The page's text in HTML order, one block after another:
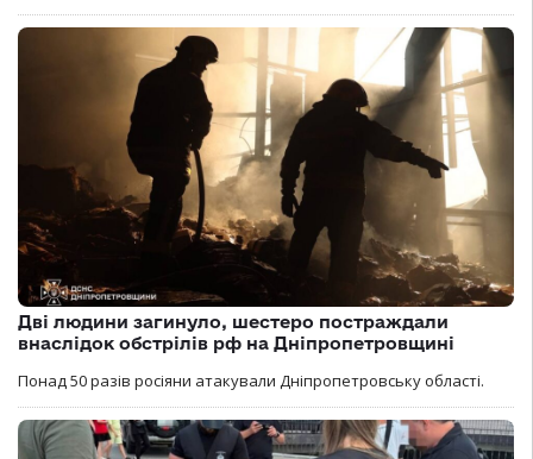
Дві людини загинуло, шестеро постраждали
внаслідок обстрілів рф на Дніпропетровщині
Понад 50 разів росіяни атакували Дніпропетровську області.